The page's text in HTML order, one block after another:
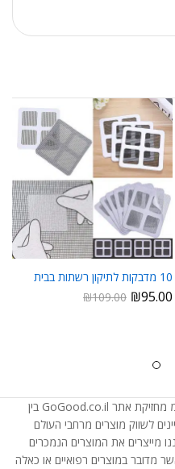
10 מדבקות לתיקון רשתות בבית
₪95.00
₪109.00
כתב אחריות משפטית: חברת גו גוד בע”מ מחזיקת אתר GoGood.co.il בין
לשווק מוצרים מרחבי העולם
מייצרים את המוצרים הנמכרים
מדובר במוצרים רפואיים או כאלה